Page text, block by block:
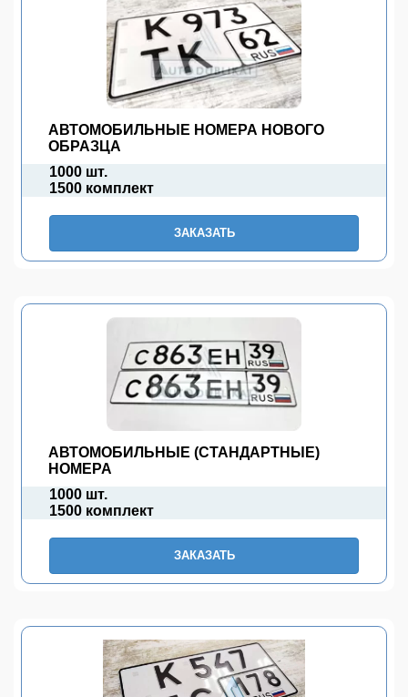
АВТОМОБИЛЬНЫЕ НОМЕРА НОВОГО
ОБРАЗЦА
1000 шт.
1500 комплект
ЗАКАЗАТЬ
АВТОМОБИЛЬНЫЕ (СТАНДАРТНЫЕ)
НОМЕРА
1000 шт.
1500 комплект
ЗАКАЗАТЬ